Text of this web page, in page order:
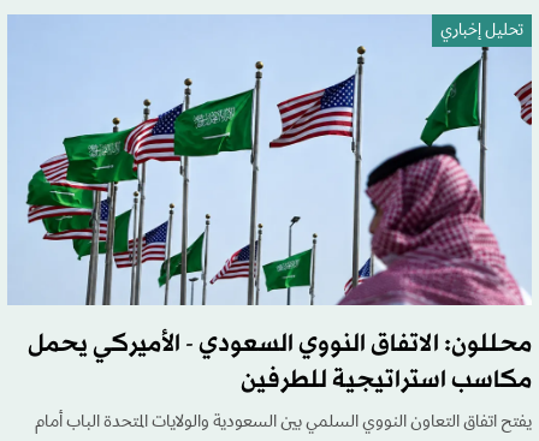
تحليل إخباري
محللون: الاتفاق النووي السعودي - الأميركي يحمل
مكاسب استراتيجية للطرفين
يفتح اتفاق التعاون النووي السلمي بين السعودية والولايات المتحدة الباب أمام